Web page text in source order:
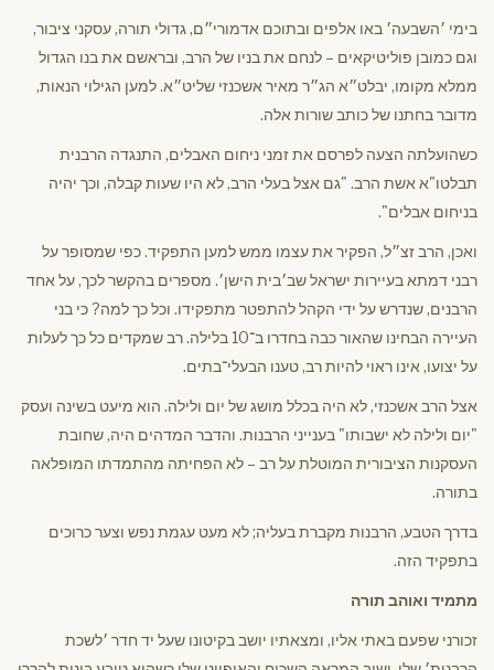
בימי ׳השבעה׳ באו אלפים ובתוכם אדמורי״ם, גדולי תורה, עסקני ציבור,
וגם כמובן פוליטיקאים – לנחם את בניו של הרב, ובראשם את בנו הגדול
ממלא מקומו, יבלט״א הג״ר מאיר אשכנזי שליט״א. למען הגילוי הנאות,
מדובר בחתנו של כותב שורות אלה.
כשהועלתה הצעה לפרסם את זמני ניחום האבלים, התנגדה הרבנית
תבלטו"א אשת הרב. "גם אצל בעלי הרב, לא היו שעות קבלה, וכך יהיה
בניחום אבלים".
ואכן, הרב זצ״ל, הפקיר את עצמו ממש למען התפקיד. כפי שמסופר על
רבני דמתא בעיירות ישראל שב׳בית הישן׳. מספרים בהקשר לכך, על אחד
הרבנים, שנדרש על ידי הקהל להתפטר מתפקידו. וכל כך למה? כי בני
העיירה הבחינו שהאור כבה בחדרו ב־10 בלילה. רב שמקדים כל כך לעלות
על יצועו, אינו ראוי להיות רב, טענו הבעלי־בתים.
אצל הרב אשכנזי, לא היה בכלל מושג של יום ולילה. הוא מיעט בשינה ועסק
"יום ולילה לא ישבותו" בענייני הרבנות. והדבר המדהים היה, שחובת
העסקנות הציבורית המוטלת על רב – לא הפחיתה מהתמדתו המופלאה
בתורה.
בדרך הטבע, הרבנות מקברת בעליה; לא מעט עגמת נפש וצער כרוכים
בתפקיד הזה.
מתמיד ואוהב תורה
זכורני שפעם באתי אליו, ומצאתיו יושב בקיטונו שעל יד חדר ׳לשכת